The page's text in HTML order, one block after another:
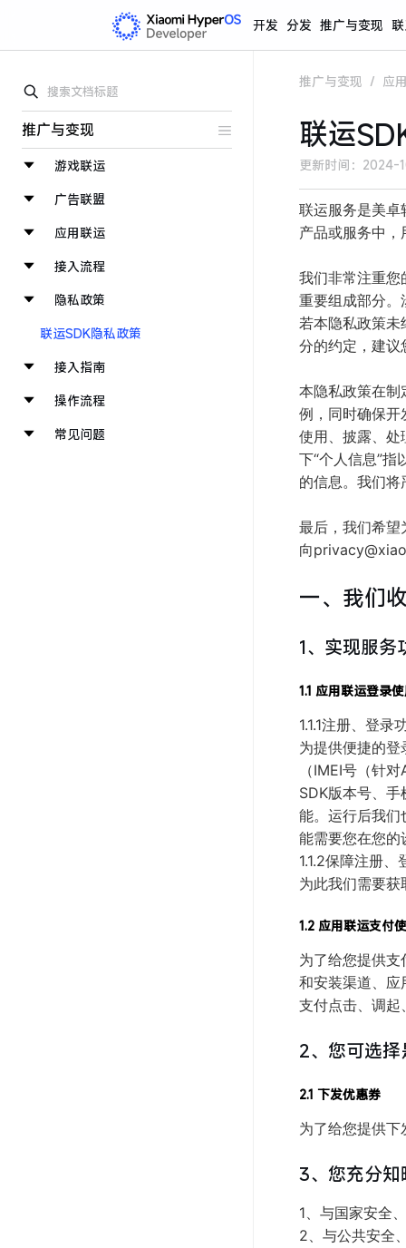
开发 分发 推广与变现
推广与变现
游戏联运
广告联盟
应用联运
接入流程
隐私政策
联运SDK隐私政策
接入指南
操作流程
常见问题
推广与变现 / 应
联运
更新时间： 2024-
联运服务是美卓
产品或服务中，
我们非常注重您
重要组成部分。
若本隐私政策未
分的约定，建议
本隐私政策在制
例，同时确保开
使用、披露、处
下“个人信息”
的信息。我们
最后，我们希望
向
一、我们
1、实现服务
1.1 应用联运登录
1.1.1注册、登录
为提供便捷的
（IMEI号（针
SDK版本号、
能。运行后我
能需要您在您的
1.1.2保障注册
为此我们需要获
1.2 应用联运支付
为了给您提供
和安装渠道、
支付点击、调起
2、您可选
2.1 下发优惠券
为了给您提供
3、您充分
1、与国家安全
2、与公共安全